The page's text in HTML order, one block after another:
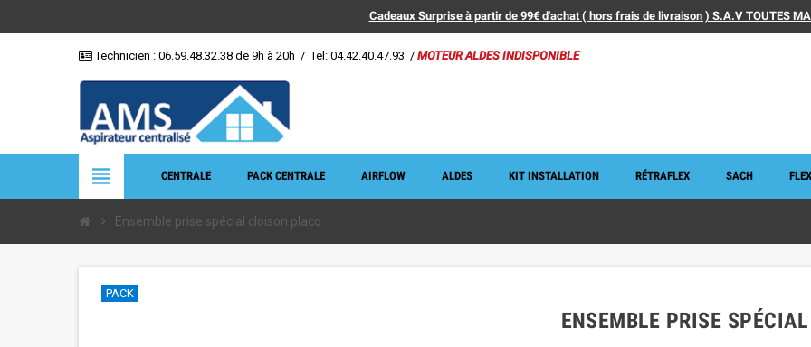
Cadeaux Surprise à partir de 99€ d'achat ( hors frais de livraison ) S.A.V TOUTES
Technicien : 06.59.48.32.38 de 9h à 20h / Tel: 04.42.40.47.93 / MOTEUR ALDES INDISPONIBLE
view_headline CENTRALE PACK CENTRALE AIRFLOW ALDES KIT INSTALLATION RÉTRAFLEX SACH
chevron_right Ensemble prise spécial cloison placo
PACK
ENSEMBLE PRISE